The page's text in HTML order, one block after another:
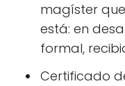
magíster
está: en
formal,
Certificado